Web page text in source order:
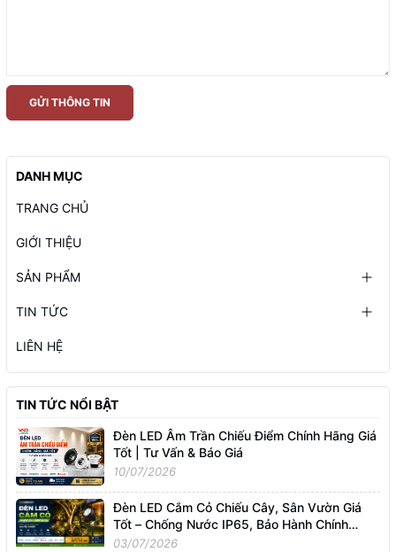
GỬI THÔNG TIN
DANH MỤC
TRANG CHỦ
GIỚI THIỆU
SẢN PHẨM
TIN TỨC
LIÊN HỆ
TIN TỨC NỔI BẬT
Đèn LED Âm Trần Chiếu Điểm Chính Hãng Giá
Tốt | Tư Vấn & Báo Giá
10/07/2026
Đèn LED Cắm Cỏ Chiếu Cây, Sân Vườn Giá
Tốt – Chống Nước IP65, Bảo Hành Chính
Hãng
03/07/2026